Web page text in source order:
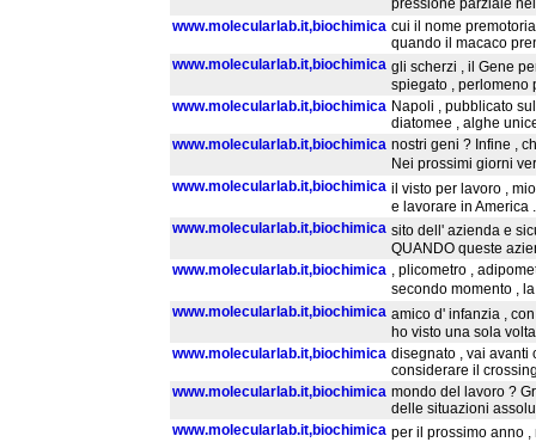
pressione parziale
www.molecularlab.it,biochimica cui il nome
quando il macaco
www.molecularlab.it,biochimica gli scherzi , il Gene
spiegato , perlomeno
www.molecularlab.it,biochimica Napoli , pubblicato
diatomee , alghe
www.molecularlab.it,biochimica nostri geni ? Infine ,
Nei prossimi giorni
www.molecularlab.it,biochimica il visto per lavoro ,
e lavorare in America
www.molecularlab.it,biochimica sito dell' azienda e
QUANDO queste
www.molecularlab.it,biochimica , plicometro ,
secondo momento ,
www.molecularlab.it,biochimica amico d' infanzia ,
ho visto una sola
www.molecularlab.it,biochimica disegnato , vai avanti
considerare il
www.molecularlab.it,biochimica mondo del lavoro ?
delle situazioni
www.molecularlab.it,biochimica per il prossimo anno